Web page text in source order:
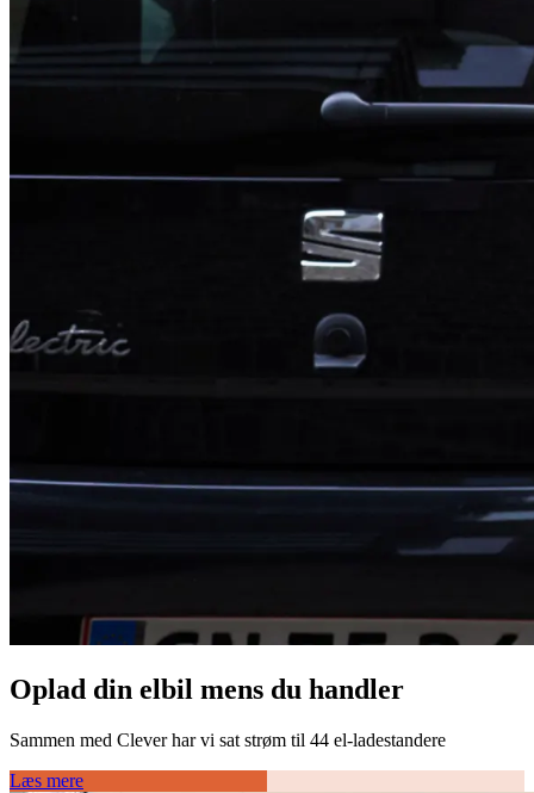
Oplad din elbil mens du handler
Sammen med Clever har vi sat strøm til 44 el-ladestandere
Læs mere